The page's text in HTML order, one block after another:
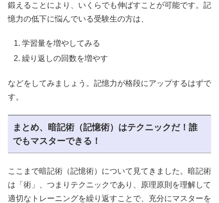
鍛えることにより、いくらでも伸ばすことが可能です。記
憶力の低下に悩んでいる受験生の方は、
学習量を増やしてみる
繰り返しの回数を増やす
などをしてみましょう。記憶力が格段にアップするはずで
す。
まとめ、暗記術（記憶術）はテクニックだ！誰
でもマスターできる！
ここまで暗記術（記憶術）について見てきました。暗記術
は「術」、つまりテクニックであり、原理原則を理解して
適切なトレーニングを繰り返すことで、充分にマスターを